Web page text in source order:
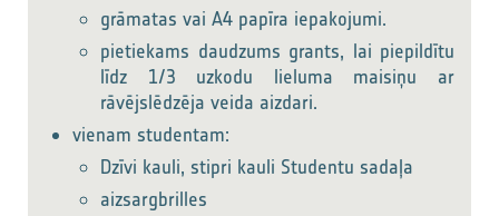
grāmatas vai A4 papīra iepakojumi.
pietiekams daudzums grants, lai piepildītu
līdz 1/3 uzkodu lieluma maisiņu ar
rāvējslēdzēja veida aizdari.
vienam studentam:
Dzīvi kauli, stipri kauli Studentu sadaļa
aizsargbrilles